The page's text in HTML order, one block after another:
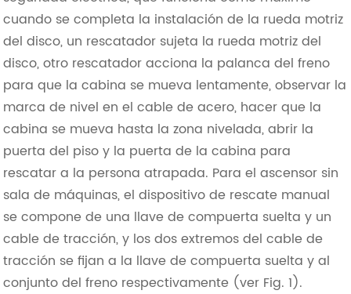
cuando se completa la instalación de la rueda motriz
del disco, un rescatador sujeta la rueda motriz del
disco, otro rescatador acciona la palanca del freno
para que la cabina se mueva lentamente, observar la
marca de nivel en el cable de acero, hacer que la
cabina se mueva hasta la zona nivelada, abrir la
puerta del piso y la puerta de la cabina para
rescatar a la persona atrapada. Para el ascensor sin
sala de máquinas, el dispositivo de rescate manual
se compone de una llave de compuerta suelta y un
cable de tracción, y los dos extremos del cable de
tracción se fijan a la llave de compuerta suelta y al
conjunto del freno respectivamente (ver Fig. 1).